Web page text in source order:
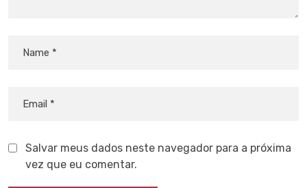
Salvar meus dados neste navegador para a próxima
vez que eu comentar.